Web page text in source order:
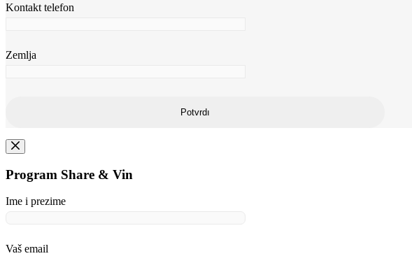
Kontakt telefon
Zemlja
Program Share & Vin
Ime i prezime
Vaš email